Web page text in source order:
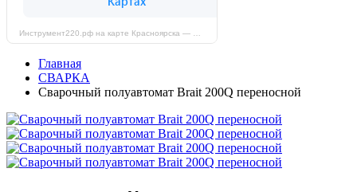
Главная
СВАРКА
Сварочный полуавтомат Brait 200Q переносной